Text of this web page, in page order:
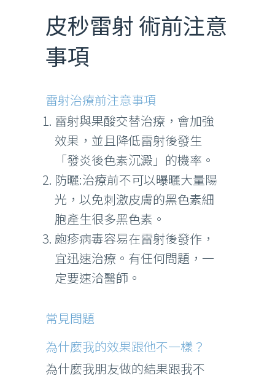
皮秒雷射 術前注意
事項
雷射治療前注意事項
雷射與果酸交替治療，會加強
效果，並且降低雷射後發生
「發炎後色素沉澱」的機率。
防曬:治療前不可以曝曬大量陽
光，以免刺激皮膚的黑色素細
胞產生很多黑色素。
皰疹病毒容易在雷射後發作，
宜迅速治療。有任何問題，一
定要速洽醫師。
常見問題
為什麼我的效果跟他不一樣？
為什麼我朋友做的結果跟我不